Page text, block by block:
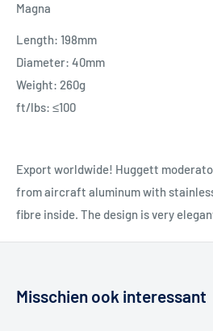
Magna
Length: 198mm
Diameter: 40mm
Weight: 260g
ft/lbs: ≤100
Export worldwide! Huggett
from aircraft aluminum with
fibre inside. The design is very
Misschien ook interessant